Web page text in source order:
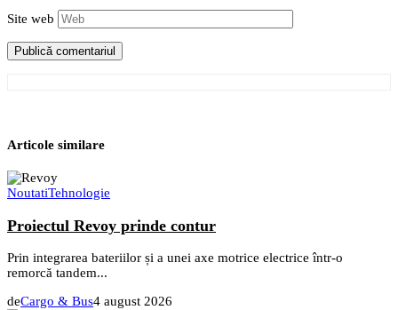
Site web
Articole similare
NoutatiTehnologie
Proiectul Revoy prinde contur
Prin integrarea bateriilor și a unei axe motrice electrice într-o
remorcă tandem...
deCargo & Bus4 august 2026